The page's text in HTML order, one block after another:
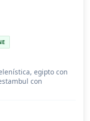
egipto con
con